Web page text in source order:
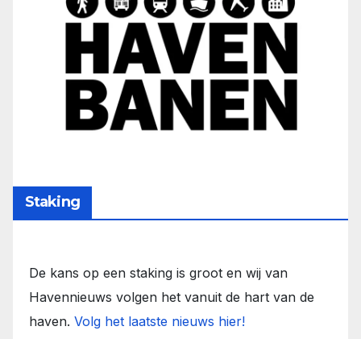
Staking
De kans op een staking is groot en wij van
Havennieuws volgen het vanuit de hart van de
haven. Volg het laatste nieuws hier!